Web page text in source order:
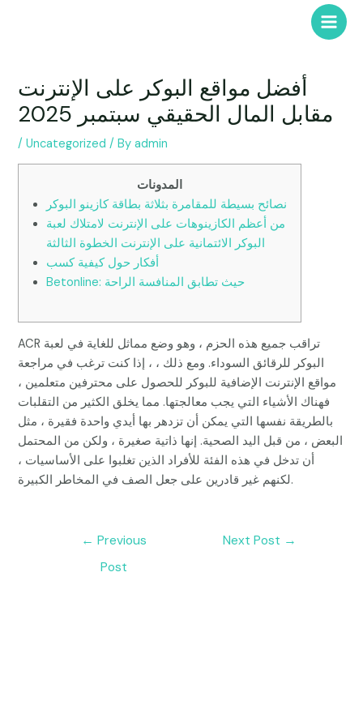
Main
أفضل مواقع البوكر على الإنترنت
مقابل المال الحقيقي سبتمبر 2025
/Uncategorized / Byadmin
المدونات
نصائح بسيطة للمقامرة بثلاثة بطاقة كازينو البوكر
من أعظم الكازينوهات على الإنترنت لامتلاك لعبة
البوكر الائتمانية على الإنترنت الخطوة الثالثة
أفكار حول كيفية كسب
Betonline: حيث تطابق المنافسة الراحة
ACR تراقب جميع هذه الحزم ، وهو وضع مماثل للغاية في لعبة
البوكر للرقائق السوداء. ومع ذلك ، ، إذا كنت ترغب في مراجعة
مواقع الإنترنت الإضافية للبوكر للحصول على محترفين متعلمين ،
فهناك الأشياء التي يجب معالجتها. مما يخلق الكثير من التقلبات
بالطريقة نفسها التي يمكن أن تزدهر بها أيدي واحدة فقيرة ، مثل
البعض ، من قبل اليد الصحية. إنها ذاتية صغيرة ، ولكن من المحتمل
أن تدخل في هذه الفئة للأفراد الذين تغلبوا على الأساسيات ،
لكنهم غير قادرين على جعل الصف في المخاطر الكبيرة.
← Previous
Post
Next Post →